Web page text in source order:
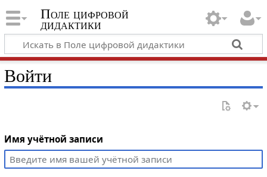
Поле цифровой
дидактики
Войти
Имя учётной записи